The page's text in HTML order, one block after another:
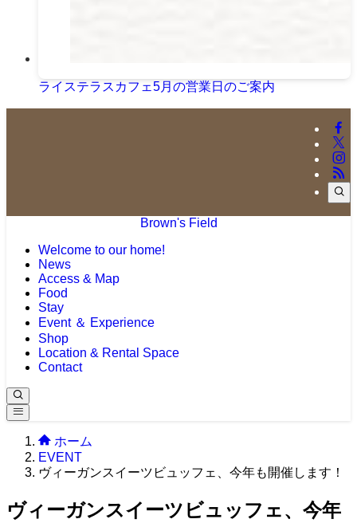
ライステラスカフェ5月の営業日のご案内
Brown's Field
Welcome to our home!
News
Access & Map
Food
Stay
Event ＆ Experience
Shop
Location & Rental Space
Contact
ホーム
EVENT
ヴィーガンスイーツビュッフェ、今年も開催します！
ヴィーガンスイーツビュッフェ、今年